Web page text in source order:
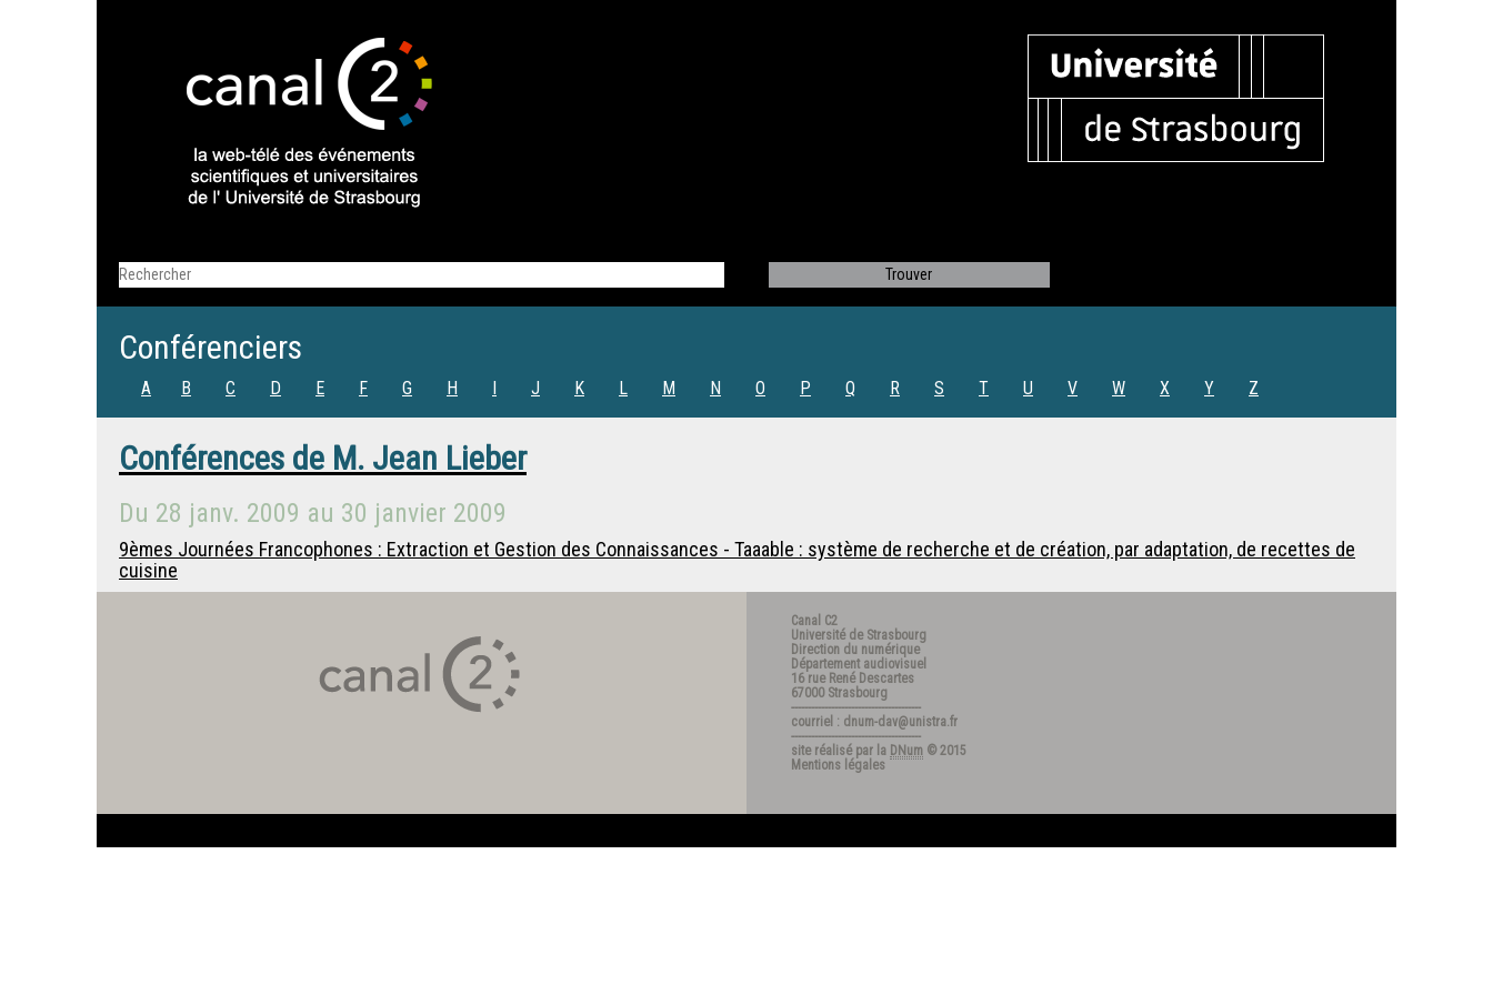
Conférenciers
A B C D E F G H I J K L M N O P Q R S T U V W X Y Z
Conférences de M. Jean Lieber
Du 28 janv. 2009 au 30 janvier 2009
9èmes Journées Francophones : Extraction et Gestion des Connaissances - Taaable : système de recherche et de création, par adaptation, de recettes de
cuisine
Canal C2
Université de Strasbourg
Direction du numérique
Département audiovisuel
16 rue René Descartes
67000 Strasbourg
---------------------------------------
courriel : dnum-dav@unistra.fr
---------------------------------------
site réalisé par la DNum © 2015
Mentions légales